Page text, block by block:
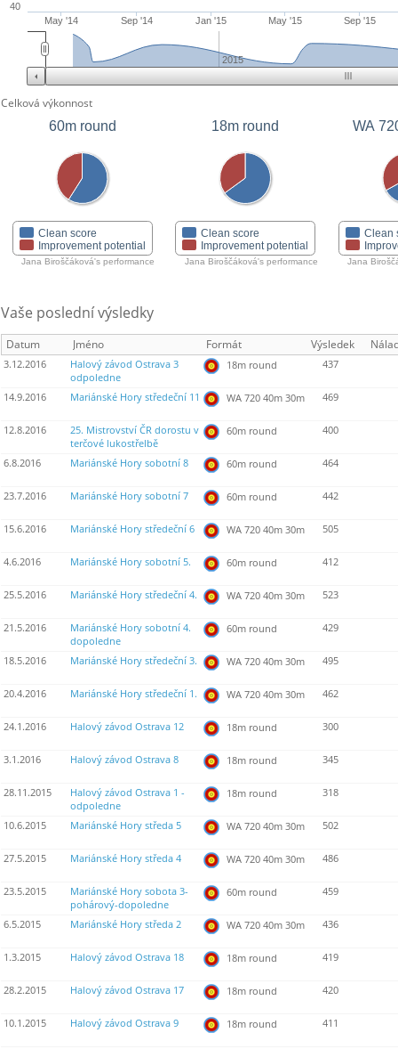
May '14 Sep '14 Jan '15 May '15 Sep '15
40
2015
Celková výkonnost
60m round
Clean score
Improvement potential
Jana Biroščáková's performance
18m round
Clean score
Improvement potential
Jana Biroščáková's performance
WA
Clean
Jana
Vaše poslední výsledky
Datum Jméno Formát Výsledek
3.12.2016
Halový závod Ostrava 3
odpoledne
18m round 437
14.9.2016 Mariánské Hory středeční 11 WA 720 40m 30m 469
12.8.2016
25. Mistrovství ČR dorostu v
terčové lukostřelbě
60m round 400
6.8.2016 Mariánské Hory sobotní 8 60m round 464
23.7.2016 Mariánské Hory sobotní 7 60m round 442
15.6.2016 Mariánské Hory středeční 6 WA 720 40m 30m 505
4.6.2016 Mariánské Hory sobotní 5. 60m round 412
25.5.2016 Mariánské Hory středeční 4. WA 720 40m 30m 523
21.5.2016
Mariánské Hory sobotní 4.
dopoledne
60m round 429
18.5.2016 Mariánské Hory středeční 3. WA 720 40m 30m 495
20.4.2016 Mariánské Hory středeční 1. WA 720 40m 30m 462
24.1.2016 Halový závod Ostrava 12 18m round 300
3.1.2016 Halový závod Ostrava 8 18m round 345
28.11.2015
Halový závod Ostrava 1 -
odpoledne
18m round 318
10.6.2015 Mariánské Hory středa 5 WA 720 40m 30m 502
27.5.2015 Mariánské Hory středa 4 WA 720 40m 30m 486
23.5.2015
Mariánské Hory sobota 3-
pohárový-dopoledne
60m round 459
6.5.2015 Mariánské Hory středa 2 WA 720 40m 30m 436
1.3.2015 Halový závod Ostrava 18 18m round 419
28.2.2015 Halový závod Ostrava 17 18m round 420
10.1.2015 Halový závod Ostrava 9 18m round 411